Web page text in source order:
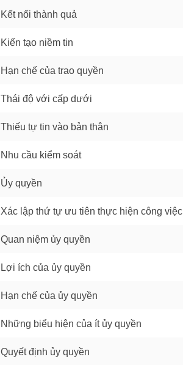
Kết nối thành quả
Kiến tạo niềm tin
Hạn chế của trao quyền
Thái độ với cấp dưới
Thiếu tự tin vào bản thân
Nhu cầu kiểm soát
Ủy quyền
Xác lập thứ tự ưu tiên thực hiện công việc
Quan niệm ủy quyền
Lợi ích của ủy quyền
Hạn chế của ủy quyền
Những biểu hiện của ít ủy quyền
Quyết định ủy quyền